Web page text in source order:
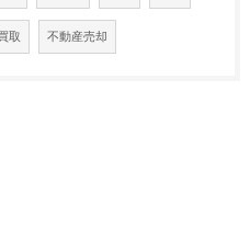
取 不動産売却